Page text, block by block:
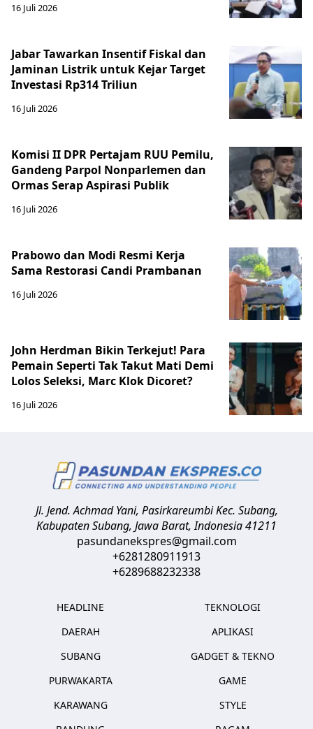
16 Juli 2026
Jabar Tawarkan Insentif Fiskal dan
Jaminan Listrik untuk Kejar Target
Investasi Rp314 Triliun
16 Juli 2026
Komisi II DPR Pertajam RUU Pemilu,
Gandeng Parpol Nonparlemen dan
Ormas Serap Aspirasi Publik
16 Juli 2026
Prabowo dan Modi Resmi Kerja
Sama Restorasi Candi Prambanan
16 Juli 2026
John Herdman Bikin Terkejut! Para
Pemain Seperti Tak Takut Mati Demi
Lolos Seleksi, Marc Klok Dicoret?
16 Juli 2026
Jl. Jend. Achmad Yani, Pasirkareumbi Kec. Subang,
Kabupaten Subang, Jawa Barat,Indonesia41211
pasundanekspres@gmail.com
+6281280911913
+6289688232338
HEADLINE
DAERAH
SUBANG
PURWAKARTA
KARAWANG
TEKNOLOGI
APLIKASI
GADGET & TEKNO
GAME
STYLE